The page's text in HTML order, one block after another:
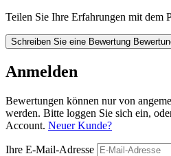
Teilen Sie Ihre Erfahrungen mit dem
Schreiben Sie eine Bewertung
Anmelden
Bewertungen können nur von
werden. Bitte loggen Sie sich ein,
Account. Neuer Kunde?
Ihre E-Mail-Adresse